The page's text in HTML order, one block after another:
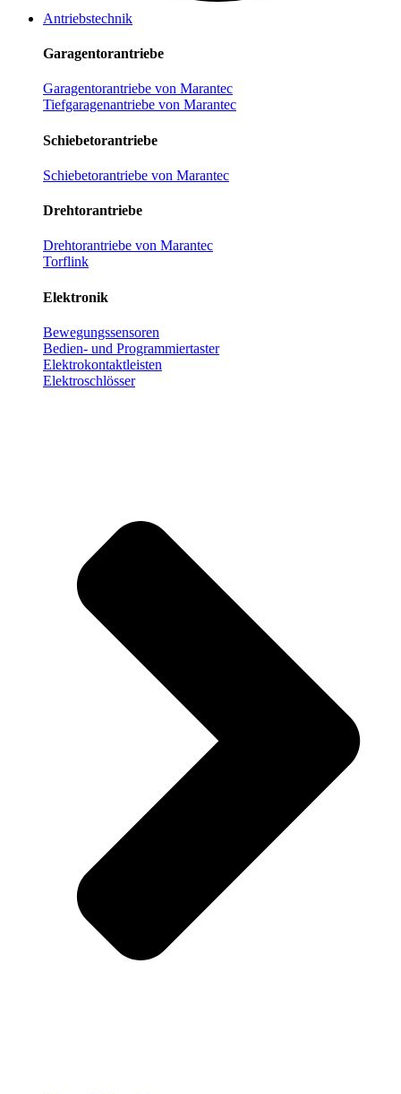
Antriebstechnik
Garagentorantriebe
Garagentorantriebe von Marantec
Tiefgaragenantriebe von Marantec
Schiebetorantriebe
Schiebetorantriebe von Marantec
Drehtorantriebe
Drehtorantriebe von Marantec
Torflink
Elektronik
Bewegungssensoren
Bedien- und Programmiertaster
Elektrokontaktleisten
Elektroschlösser